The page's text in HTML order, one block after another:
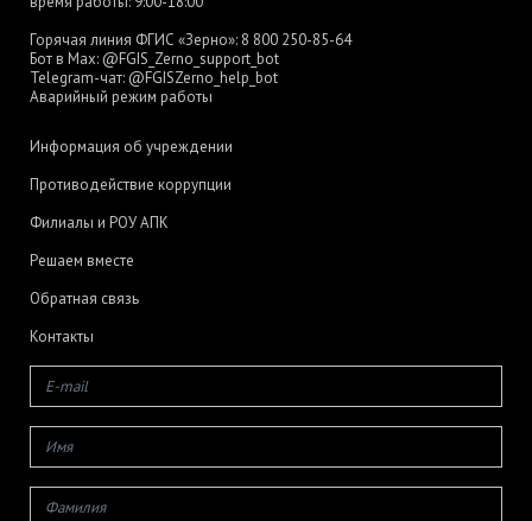
Горячая линия ФГИС «Зерно»: 8 800 250-85-64
Бот в Max: @FGIS_Zerno_support_bot
Telegram-чат: @FGISZerno_help_bot
Аварийный режим работы
Информация об учреждении
Противодействие коррупции
Филиалы и РОУ АПК
Решаем вместе
Обратная связь
Контакты